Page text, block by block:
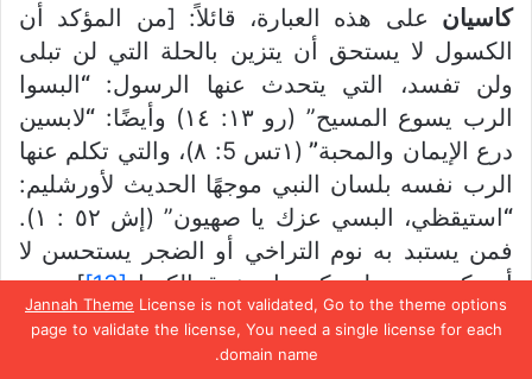
Jannah Theme License is not validated, Go to the theme options
page to validate the license, You need a single license for each
domain name.
كاسيان على هذه العبارة، قائلاً: [من المؤكد أن
الكسول لا يستحق أن يتزين بالحلة التي لن تبلى
ولن تفسد، التي يتحدث عنها الرسول: “البسوا
الرب يسوع المسيح” (رو ١٣: ١٤) وأيضًا:
“لابسين
درع الإيمان والمحبة”
(١تس 5: ٨)، والتي تكلم عنها
الرب نفسه بلسان النبي موجهًا الحديث لأورشليم:
“
استيقظي، البسي عزك يا صهيون” (إش ٥٢ : ١).
فمن يستبد به نوم التراخي أو الضجر يستحسن لا
أن يكتسي بعمله وكده بل بخرق الكسل[13]
].
طريق الكسول مملوءة أشواكًا وحقله الداخلي، أي